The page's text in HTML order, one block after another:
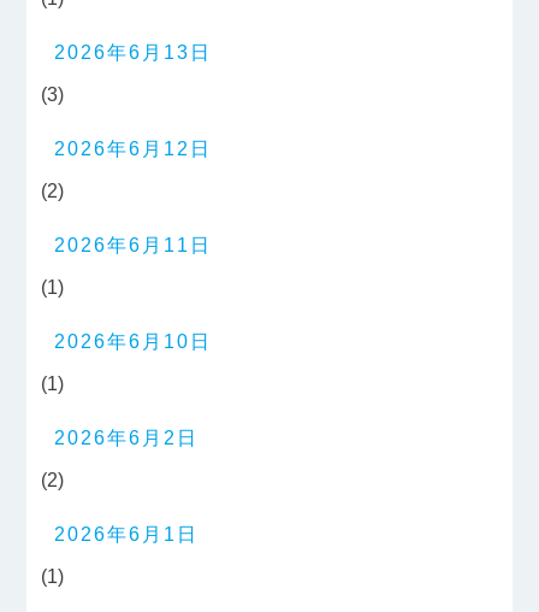
2026年6月13日
(3)
2026年6月12日
(2)
2026年6月11日
(1)
2026年6月10日
(1)
2026年6月2日
(2)
2026年6月1日
(1)